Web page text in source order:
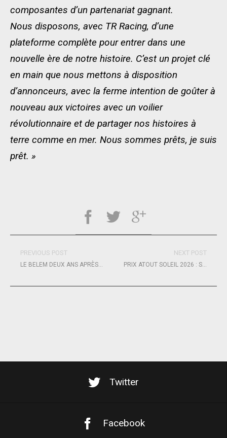
composantes d’un partenariat gagnant.
Nous disposons, avec TR Racing, d’une
plateforme complète pour entrer dans une
nouvelle ère de notre histoire. C’est un projet clé
en main que nous mettons à disposition
d’annonceurs, avec la ferme intention de goûter à
nouveau aux victoires avec un voilier
révolutionnaire et de partager nos histoires à
terre comme en mer. Nous sommes prêts, je suis
prêt. »
PREVIOUS POST
LE BELEM DEUX ANS APRÈS À MARSEILLE
NEXT POST
PRIX ATOUT SOLEIL 2026 : SORTIR DES STÉRÉOTYPES SUR LE VIEILLISSEMENT
Twitter
Facebook